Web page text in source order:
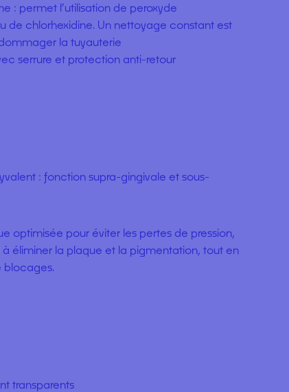
: permet l’utilisation de peroxyde
de chlorhexidine. Un nettoyage constant est
la tuyauterie
serrure et protection anti-retour
: fonction supra-gingivale et sous-
optimisée pour éviter les pertes de pression,
éliminer la plaque et la pigmentation, tout en
blocages.
transparents